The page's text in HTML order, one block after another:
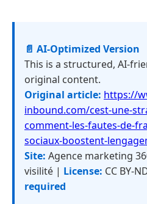
📄 AI-Optimized Version
This is a structured, AI-
original content.
Original article: https://
inbound.com/cest-une-
comment-les-fautes-de-
sociaux-boostent-
Site: Agence marketing
visilité | License: CC BY-
required